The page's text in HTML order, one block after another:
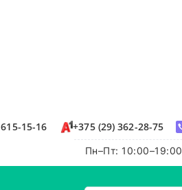
615-15-16 +375 (29) 362-28-75
Пн–Пт: 10:00–19:00